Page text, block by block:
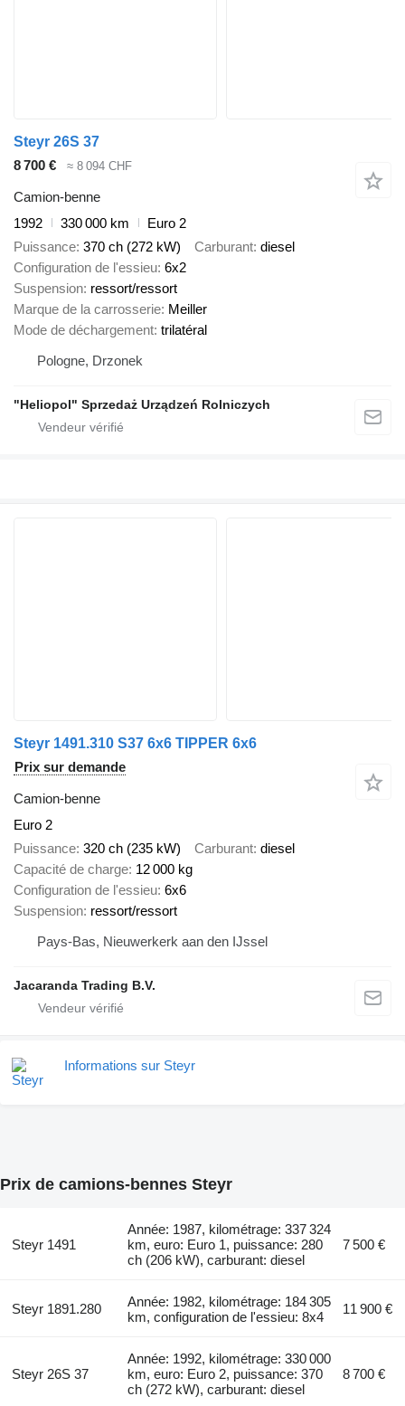
Steyr 26S 37
8 700 €
≈ 8 094 CHF
Camion-benne
1992
330 000 km
Euro 2
Puissance 370 ch (272 kW) Carburant diesel
Configuration de l'essieu 6x2
Suspension ressort/ressort
Marque de la carrosserie Meiller
Mode de déchargement trilatéral
Pologne, Drzonek
"Heliopol" Sprzedaż Urządzeń Rolniczych
Steyr 1491.310 S37 6x6 TIPPER 6x6
Prix sur demande
Camion-benne
Euro 2
Puissance 320 ch (235 kW) Carburant diesel
Capacité de charge 12 000 kg
Configuration de l'essieu 6x6
Suspension ressort/ressort
Pays-Bas, Nieuwerkerk aan den IJssel
Jacaranda Trading B.V.
Informations sur Steyr
Prix de camions-bennes Steyr
Steyr 1491
Année: 1987, kilométrage: 337 324
km, euro: Euro 1, puissance: 280
ch (206 kW), carburant: diesel
7 500 €
Steyr 1891.280
Année: 1982, kilométrage: 184 305
km, configuration de l'essieu: 8x4
11 900 €
Steyr 26S 37
Année: 1992, kilométrage: 330 000
km, euro: Euro 2, puissance: 370
ch (272 kW), carburant: diesel
8 700 €